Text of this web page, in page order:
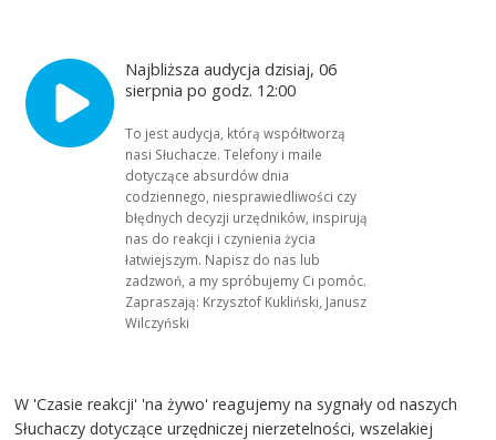
Najbliższa audycja dzisiaj, 06
sierpnia po godz. 12:00
To jest audycja, którą współtworzą
nasi Słuchacze. Telefony i maile
dotyczące absurdów dnia
codziennego, niesprawiedliwości czy
błędnych decyzji urzędników, inspirują
nas do reakcji i czynienia życia
łatwiejszym. Napisz do nas lub
zadzwoń, a my spróbujemy Ci pomóc.
Zapraszają: Krzysztof Kukliński, Janusz
Wilczyński
W 'Czasie reakcji' 'na żywo' reagujemy na sygnały od naszych
Słuchaczy dotyczące urzędniczej nierzetelności, wszelakiej